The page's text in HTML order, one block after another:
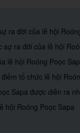
ra đời của lễ hội
sự ra đời của lễ hội
lễ hội Roóng Poọc
tổ chức lễ hội
Sapa được diễn ra
hội Roóng Poọc Sapa